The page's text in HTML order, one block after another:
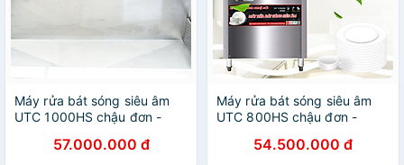
Máy rửa bát sóng siêu âm
UTC 1000HS chậu đơn -
57.000.000 đ
Máy rửa bát sóng siêu âm
UTC 800HS chậu đơn -
54.500.000 đ